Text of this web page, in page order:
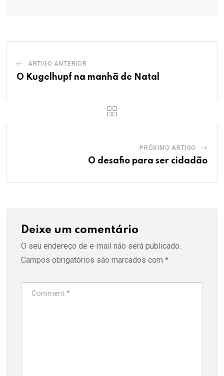
ARTIGO ANTERIOR
O Kugelhupf na manhã de Natal
PRÓXIMO ARTIGO
O desafio para ser cidadão
Deixe um comentário
O seu endereço de e-mail não será publicado.
Campos obrigatórios são marcados com *